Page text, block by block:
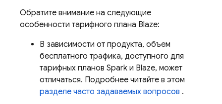
Обратите внимание на следующие
особенности тарифного плана Blaze:
В зависимости от продукта, объем
бесплатного трафика, доступного для
тарифных планов Spark и Blaze, может
отличаться. Подробнее читайте в этом
разделе часто задаваемых вопросов .